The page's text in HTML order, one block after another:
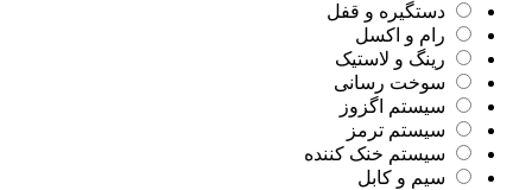
دستگیره و قفل
رام و اکسل
رینگ و لاستیک
سوخت رسانی
سیستم اگزوز
سیستم ترمز
سیستم خنک کننده
سیم و کابل